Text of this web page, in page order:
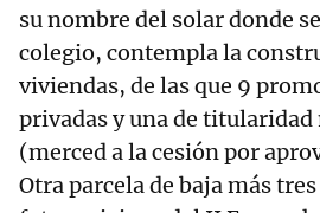
su nombre del solar donde
colegio, contempla la
viviendas, de las que 9
privadas y una de
(merced a la cesión por
Otra parcela de baja más